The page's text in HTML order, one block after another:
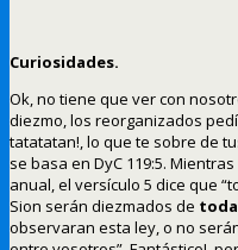
Curiosidades.
Ok, no tiene que ver con
diezmo, los reorganizados
tatatatan!, lo que te sobre de
se basa en DyC 119:5.
anual, el versículo 5 dice que
Sion serán diezmados de
observaran esta ley, o no